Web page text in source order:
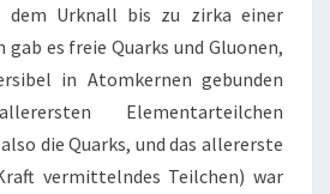
dem Urknall bis zu zirka einer
gab es freie Quarks und Gluonen,
in Atomkernen gebunden
Elementarteilchen
die Quarks, und das allererste
vermittelndes Teilchen) war